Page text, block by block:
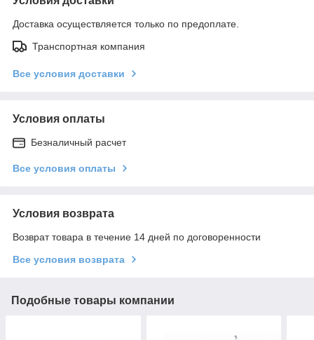
Доставка осуществляется только по предоплате.
Транспортная компания
Все условия доставки
Условия оплаты
Безналичный расчет
Все условия оплаты
Условия возврата
Возврат товара в течение 14 дней по договоренности
Все условия возврата
Подобные товары компании